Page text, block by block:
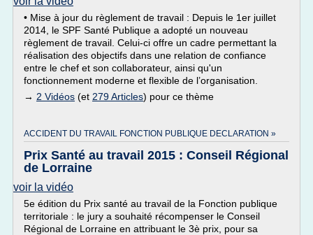
• Mise à jour du règlement de travail : Depuis le 1er juillet
2014, le SPF Santé Publique a adopté un nouveau
règlement de travail. Celui-ci offre un cadre permettant la
réalisation des objectifs dans une relation de confiance
entre le chef et son collaborateur, ainsi qu'un
fonctionnement moderne et flexible de l’organisation.
→ 2 Vidéos (et 279 Articles) pour ce thème
ACCIDENT DU TRAVAIL FONCTION PUBLIQUE DECLARATION »
Prix Santé au travail 2015 : Conseil Régional
de Lorraine
voir la vidéo
5e édition du Prix santé au travail de la Fonction publique
territoriale : le jury a souhaité récompenser le Conseil
Régional de Lorraine en attribuant le 3è prix, pour sa